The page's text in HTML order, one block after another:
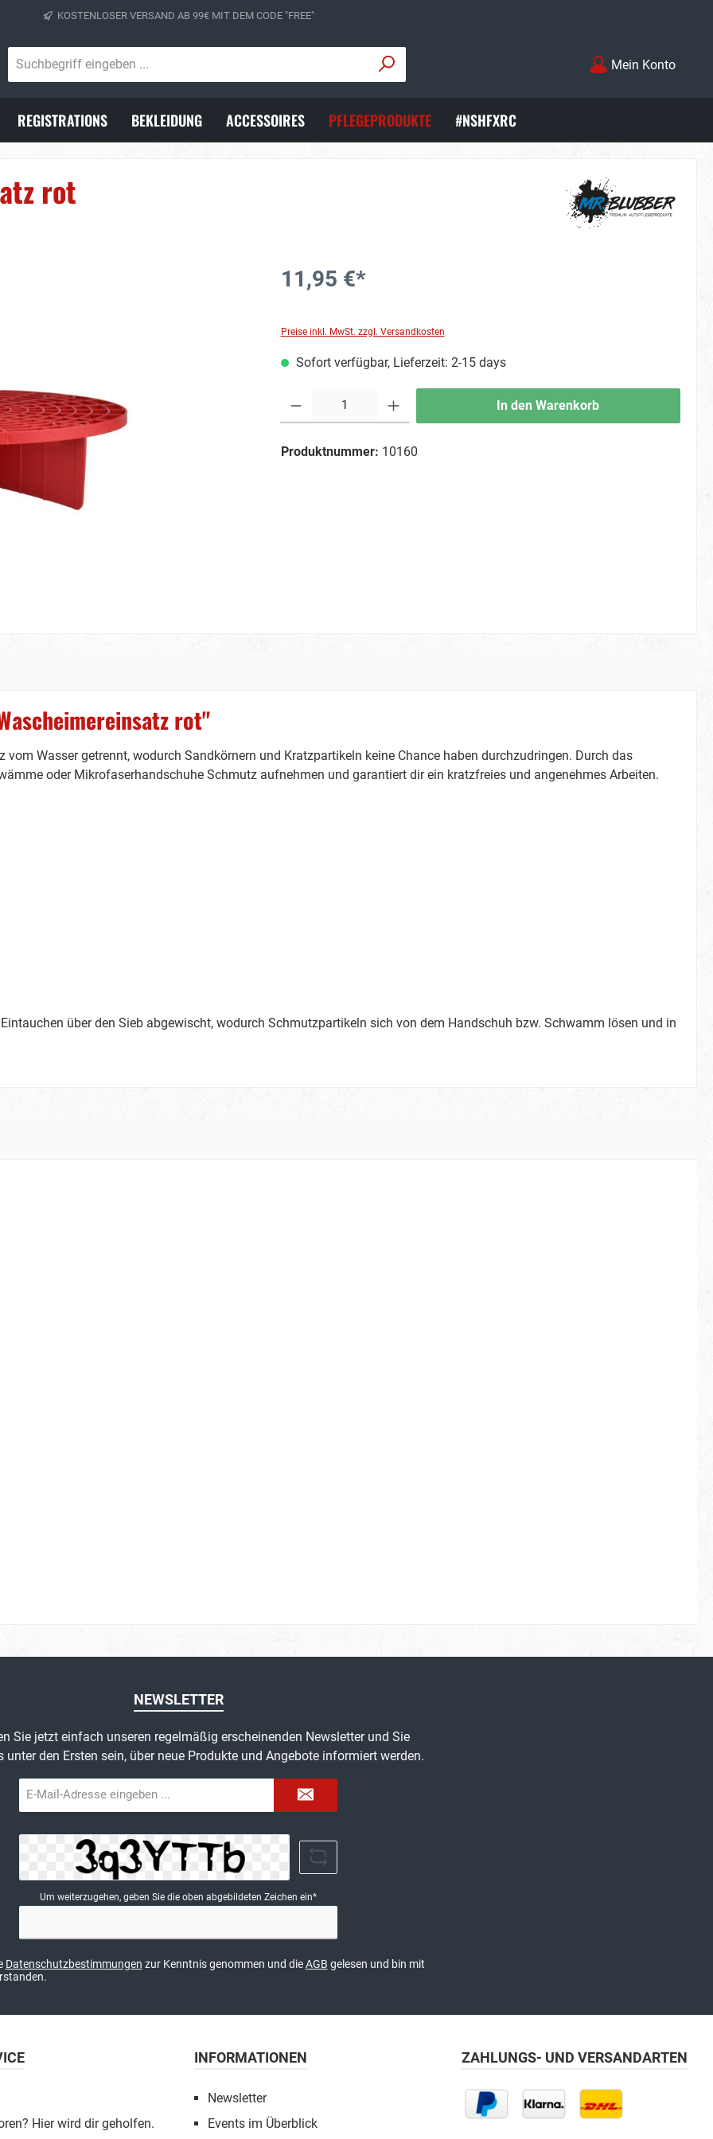
KOSTENLOSER VERSAND AB 99€ MIT DEM CODE "FREE"
Mein Konto
REGISTRATIONS BEKLEIDUNG ACCESSOIRES PFLEGEPRODUKTE #NSHFXRC
rot
11,95 €*
Preise inkl. MwSt. zzgl. Versandkosten
Sofort verfügbar, Lieferzeit: 2-15 days
In den Warenkorb
Produktnummer: 10160
rot"
Wasser getrennt, wodurch Sandkörnern und Kratzpartikeln keine Chance haben durchzudringen. Durch das
oder Mikrofaserhandschuhe Schmutz aufnehmen und garantiert dir ein kratzfreies und angenehmes Arbeiten.
über den Sieb abgewischt, wodurch Schmutzpartikeln sich von dem Handschuh bzw. Schwamm lösen und in
NEWSLETTER
Sie jetzt einfach unseren regelmäßig erscheinenden Newsletter und Sie
unter den Ersten sein, über neue Produkte und Angebote informiert werden.
Mail-
Adresse*
Um weiterzugehen, geben Sie die oben abgebildeten Zeichen ein*
Datenschutzbestimmungen zur Kenntnis genommen und dieAGB gelesen und bin mit
Hier wird dir geholfen.
INFORMATIONEN
Newsletter
Events im Überblick
ZAHLUNGS- UND VERSANDARTEN